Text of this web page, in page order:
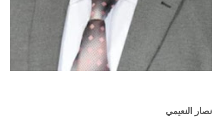
نصار النعيمي